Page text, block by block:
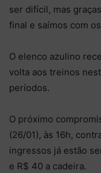
ser difícil, mas
final e saímos com
O elenco azulino
volta aos treinos
períodos.
O próximo
(26/01), às 16h,
ingressos já estão
e R$ 40 a cadeira.